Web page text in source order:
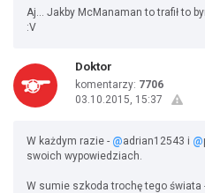
Aj... Jakby McManaman to trafił to
:V
Doktor
komentarzy: 7706
03.10.2015, 15:37
W każdym razie - @adrian12543 i @
swoich wypowiedziach.
W sumie szkoda trochę tego